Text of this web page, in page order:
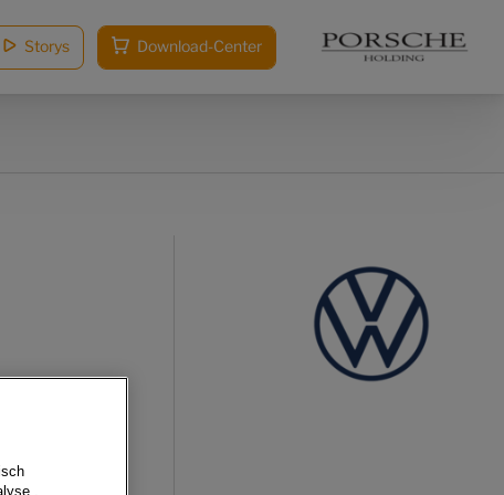
Storys Download-Center
,